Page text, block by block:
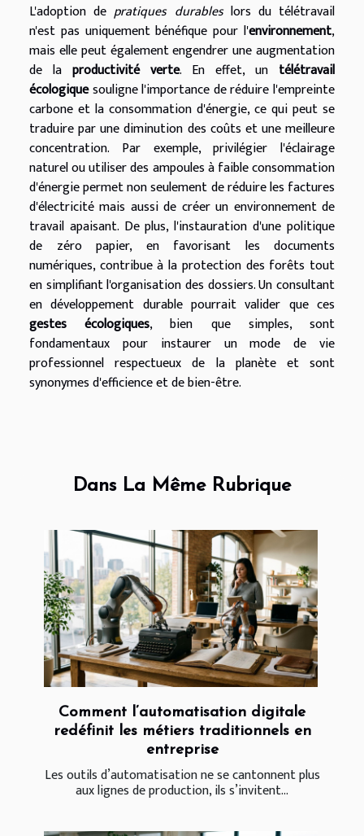
L'adoption depratiques durableslors du télétravail
n'est pas uniquement bénéfique pour l'environnement,
mais elle peut également engendrer une augmentation
de la productivité verte. En effet, un télétravail
écologiquesouligne l'importance de réduire l'empreinte
carbone et la consommation d'énergie, ce qui peut se
traduire par une diminution des coûts et une meilleure
concentration. Par exemple, privilégier l'éclairage
naturel ou utiliser des ampoules à faible consommation
d'énergie permet non seulement de réduire les factures
d'électricité mais aussi de créer un environnement de
travail apaisant. De plus, l'instauration d'une politique
de zéro papier, en favorisant les documents
numériques, contribue à la protection des forêts tout
en simplifiant l'organisation des dossiers. Un consultant
en développement durable pourrait valider que ces
gestes écologiques, bien que simples, sont
fondamentaux pour instaurer un mode de vie
professionnel respectueux de la planète et sont
synonymes d'efficience et de bien-être.
Dans La Même Rubrique
Comment l’automatisation digitale
redéfinit les métiers traditionnels en
entreprise
Les outils d’automatisation ne se cantonnent plus
aux lignes de production, ils s’invitent...